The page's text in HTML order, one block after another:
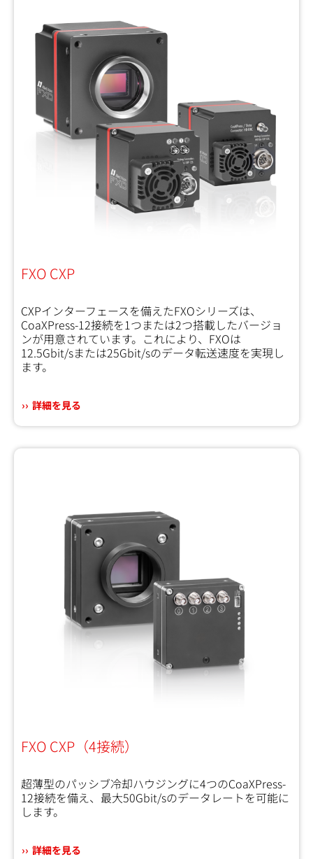
FXO CXP
CXPインターフェースを備えたFXOシリーズは、
CoaXPress-12接続を1つまたは2つ搭載したバージョ
ンが用意されています。これにより、FXOは
12.5Gbit/sまたは25Gbit/sのデータ転送速度を実現し
ます。
詳細を見る
FXO CXP（4接続）
超薄型のパッシブ冷却ハウジングに4つのCoaXPress-
12接続を備え、最大50Gbit/sのデータレートを可能に
します。
詳細を見る